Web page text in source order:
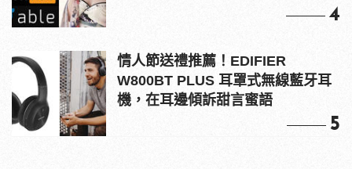
4
情人節送禮推薦！EDIFIER
W800BT PLUS 耳罩式無線藍牙耳
機，在耳邊傾訴甜言蜜語
5